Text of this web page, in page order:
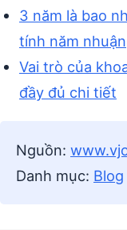
3 năm là bao
tính năm nhuận
Vai trò của
đầy đủ chi tiết
Nguồn:
Danh mục: Blog